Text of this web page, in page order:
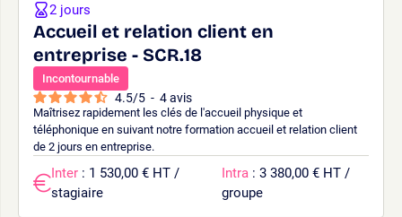
Accueil et relation client en
entreprise - SCR.18
Incontournable
4.5/5 - 4avis
Maîtrisez rapidement les clés de l'accueil physique et
téléphonique en suivant notre formation accueil et relation client
de 2 jours en entreprise.
2 jours
Inter : 1 530,00 € HT /
stagiaire
Intra : 3 380,00 € HT /
groupe